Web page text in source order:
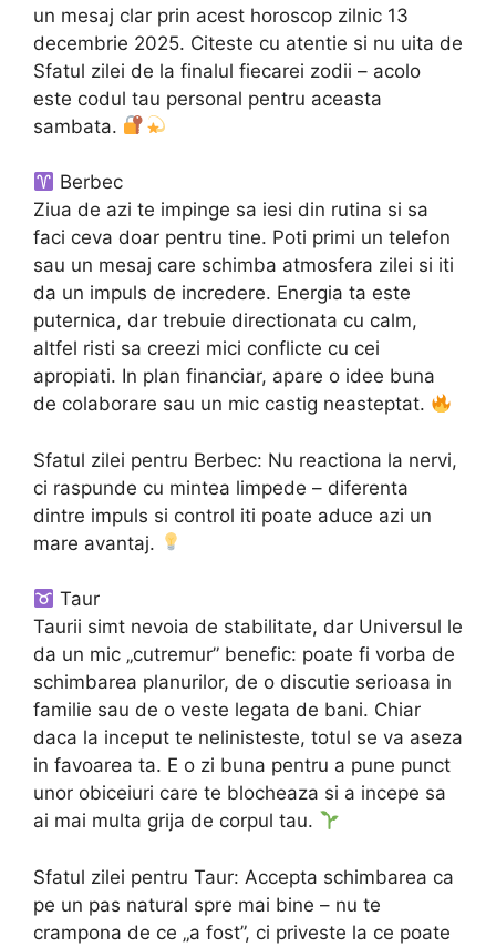
un mesaj clar prin acest horoscop zilnic 13
decembrie 2025. Citeste cu atentie si nu uita de
Sfatul zilei de la finalul fiecarei zodii – acolo
este codul tau personal pentru aceasta
sambata.
Berbec
Ziua de azi te impinge sa iesi din rutina si sa
faci ceva doar pentru tine. Poti primi un telefon
sau un mesaj care schimba atmosfera zilei si iti
da un impuls de incredere. Energia ta este
puternica, dar trebuie directionata cu calm,
altfel risti sa creezi mici conflicte cu cei
apropiati. In plan financiar, apare o idee buna
de colaborare sau un mic castig neasteptat.
Sfatul zilei pentru Berbec: Nu reactiona la nervi,
ci raspunde cu mintea limpede – diferenta
dintre impuls si control iti poate aduce azi un
mare avantaj.
Taur
Taurii simt nevoia de stabilitate, dar Universul le
da un mic „cutremur” benefic: poate fi vorba de
schimbarea planurilor, de o discutie serioasa in
familie sau de o veste legata de bani. Chiar
daca la inceput te nelinisteste, totul se va aseza
in favoarea ta. E o zi buna pentru a pune punct
unor obiceiuri care te blocheaza si a incepe sa
ai mai multa grija de corpul tau.
Sfatul zilei pentru Taur: Accepta schimbarea ca
pe un pas natural spre mai bine – nu te
crampona de ce „a fost”, ci priveste la ce poate